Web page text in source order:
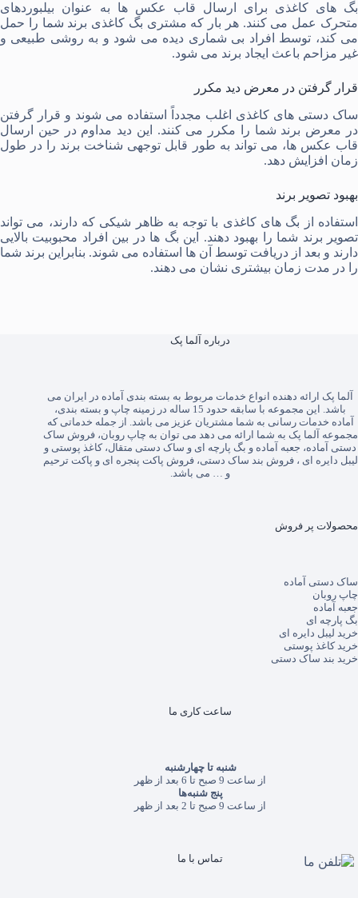
بگ های کاغذی برای ارسال قاب عکس ها به ‌عنوان بیلبوردهای
متحرک عمل می ‌کنند. هر بار که مشتری بگ کاغذی برند شما را حمل
می‌ کند، توسط افراد بی ‌شماری دیده می ‌شود و به روشی طبیعی و
غیر مزاحم باعث ایجاد برند می ‌شود.
قرار گرفتن در معرض دید مکرر
ساک دستی های کاغذی اغلب مجدداً استفاده می ‌شوند و قرار گرفتن
در معرض برند شما را مکرر می ‌کنند. این دید مداوم در حین ارسال
قاب عکس ها، می ‌تواند به طور قابل ‌توجهی شناخت برند را در طول
زمان افزایش دهد.
بهبود تصویر برند
استفاده از بگ های کاغذی با توجه به ظاهر شیکی که دارند، می تواند
تصویر برند شما را بهبود دهند. این بگ ها در بین افراد محبوبیت بالایی
دارند و بعد از دریافت توسط آن ها استفاده می شوند. بنابراین برند شما
را در مدت زمان بیشتری نشان می دهند.
درباره آلما پک
آلما پک ارائه دهنده انواع خدمات مربوط به بسته بندی آماده در ایران می
باشد. این مجموعه با سابقه حدود 15 ساله در زمینه چاپ و بسته بندی،
آماده خدمات رسانی به شما مشتریان عزیز می باشد. از جمله خدماتی که
مجموعه آلما پک به شما ارائه می دهد می توان به چاپ روبان،فروش ساک
دستی آماده، جعبه آماده و بگ پارچه ای و ساک دستی متقال،کاغذ پوستی و
لیبل دایره ای ،فروش بند ساک دستی،فروش پاکت پنجره ای و پاکت ترحیم
و … می باشد.
محصولات پر فروش
ساک دستی آماده
چاپ روبان
جعبه آماده
بگ پارچه ای
خرید لیبل دایره ای
خرید کاغذ پوستی
خرید بند ساک دستی
ساعت کاری ما
شنبه تا چهارشنبه
از ساعت 9 صبح تا 6 بعد از ظهر
پنج شنبه‌ها
از ساعت 9 صبح تا 2 بعد از ظهر
تماس با ما